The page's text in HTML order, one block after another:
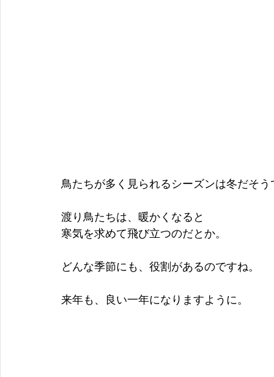
鳥たちが多く見られるシーズンは冬だそう
渡り鳥たちは、暖かくなると
寒気を求めて飛び立つのだとか。
どんな季節にも、役割があるのですね。
来年も、良い一年になりますように。